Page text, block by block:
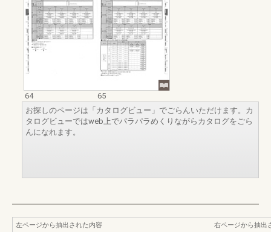
64
65
お探しのページは「カタログビュー」でごらんいただけます。カ
タログビューではweb上でパラパラめくりながらカタログをごら
んになれます。
左ページから抽出された内容
右ページから抽出